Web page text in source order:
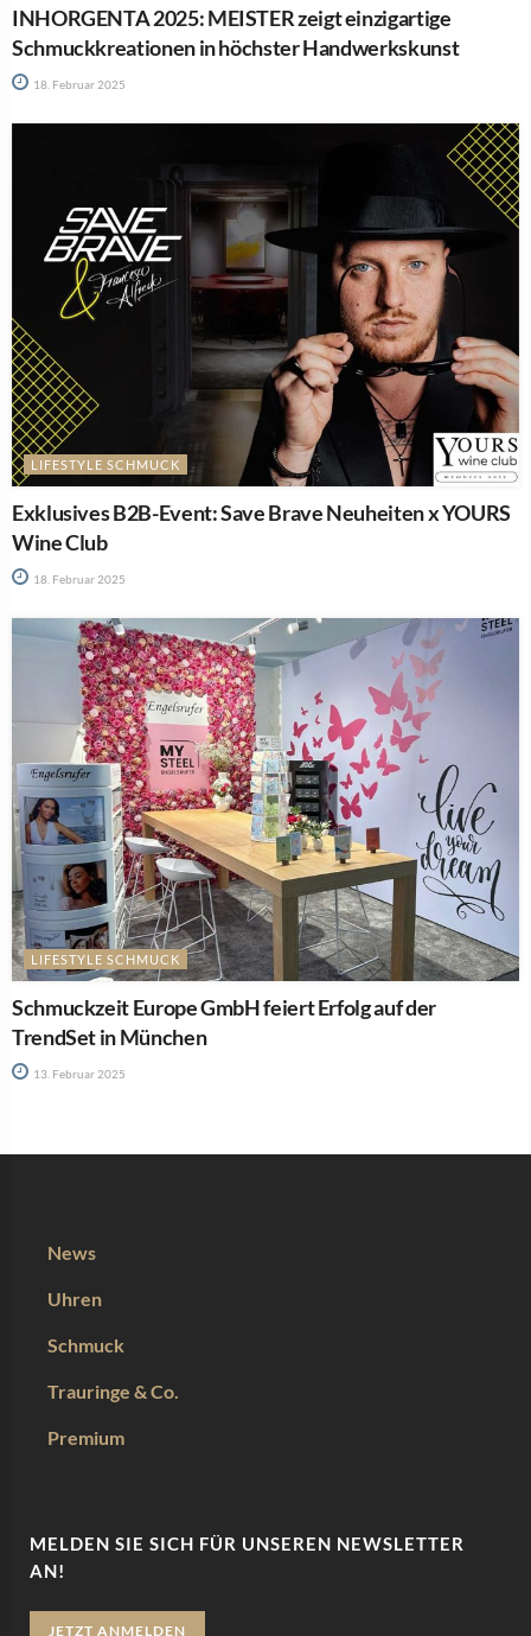
INHORGENTA 2025: MEISTER zeigt einzigartige
Schmuckkreationen in höchster Handwerkskunst
18. Februar 2025
LIFESTYLE SCHMUCK
Exklusives B2B-Event: Save Brave Neuheiten x YOURS
Wine Club
18. Februar 2025
LIFESTYLE SCHMUCK
Schmuckzeit Europe GmbH feiert Erfolg auf der
TrendSet in München
13. Februar 2025
News
Uhren
Schmuck
Trauringe & Co.
Premium
MELDEN SIE SICH FÜR UNSEREN NEWSLETTER
AN!
JETZT ANMELDEN